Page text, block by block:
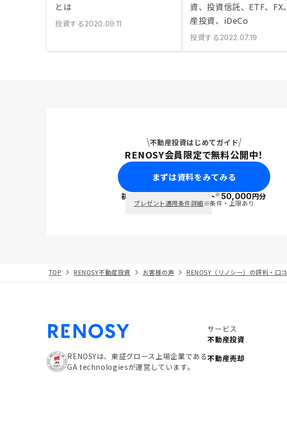
とは
投資する 2020.09.11
資、投資信託、ETF、FX
産投資、iDeCo
投資する 2022.07.19
不動産投資はじめてガイド
RENOSY会員限定で無料公開中！
まずは資料をみてみる
初回面談で ポイント※50,000円分
プレゼント適用条件詳細※条件・上限あり
TOP RENOSY不動産投資 お客様の声 RENOSY（リノシー）の評判・口
RENOSYは、東証グロース上場企業である
GA technologiesが運営しています。
サービス
不動産投資
不動産売却